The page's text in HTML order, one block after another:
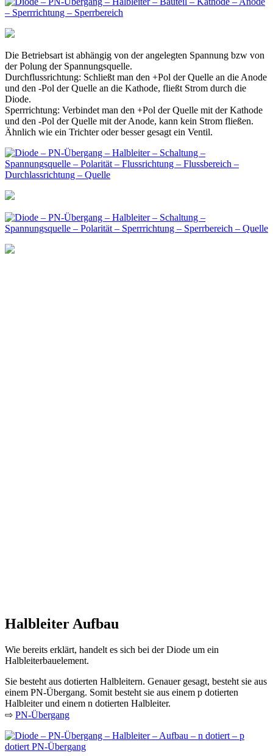
Die Betriebsart ist abhängig von der angelegten Spannung bzw von
der Polung der Spannungsquelle.
Durchflussrichtung: Schließt man den +Pol der Quelle an die Anode
und den -Pol der Quelle an die Kathode, fließt Strom durch die
Diode.
Sperrrichtung: Verbindet man den +Pol der Quelle mit der Kathode
und den -Pol der Quelle mit der Anode, kann kein Strom fließen.
Ähnlich wie ein Trichter oder besser gesagt ein Ventil.
Halbleiter Aufbau
Wie bereits erklärt, handelt es sich bei der Diode um ein
Halbleiterbauelement.
Sie besteht aus dotierten Halbleitern. Genauer gesagt, besteht sie aus
einem PN-Übergang. Somit besteht sie aus einem p dotierten
Halbleiter und einem n dotierten Halbleiter.
⇨ PN-Übergang